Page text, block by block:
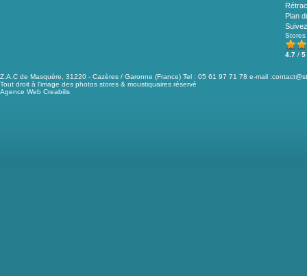
Plan
Stores
4.7 / 5
Z.A.C de Masquère, 31220 - Cazères / Garonne (France) Tel : 05 61 97 71 78 e-mail :
Tout droit à l'image des photos stores & moustiquaires réservé
Agence Web Creabilis